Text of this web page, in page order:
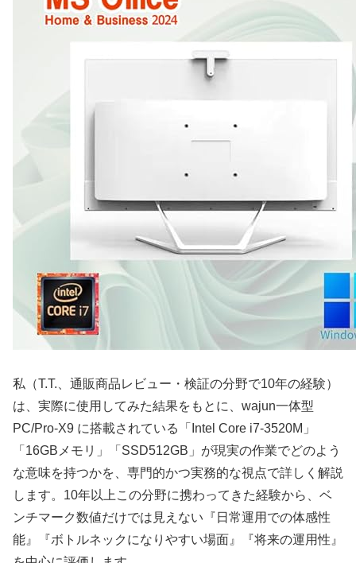
私（T.T.、通販商品レビュー・検証の分野で10年の経験）
は、実際に使用してみた結果をもとに、wajun一体型
PC/Pro-X9 に搭載されている「Intel Core i7-3520M」
「16GBメモリ」「SSD512GB」が現実の作業でどのよう
な意味を持つかを、専門的かつ実務的な視点で詳しく解説
します。10年以上この分野に携わってきた経験から、ベ
ンチマーク数値だけでは見えない『日常運用での体感性
能』『ボトルネックになりやすい場面』『将来の運用性』